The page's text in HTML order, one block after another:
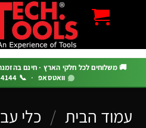
משלוחים לכל חלקי הארץ · חינם בהזמנה מעל ₪399
וואטסאפ · 📞 03-5444144 שלוחה 1
הבית / כלי עבודה